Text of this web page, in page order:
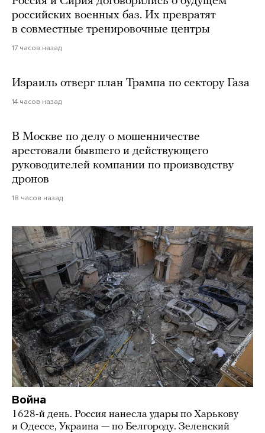
российских военных баз. Их превратят
в совместные тренировочные центры
17 часов назад
Израиль отверг план Трампа по сектору Газа
14 часов назад
В Москве по делу о мошенничестве
арестовали бывшего и действующего
руководителей компании по производству
дронов
18 часов назад
Война
1628-й день. Россия нанесла удары по Харькову
и Одессе, Украина — по Белгороду. Зеленский